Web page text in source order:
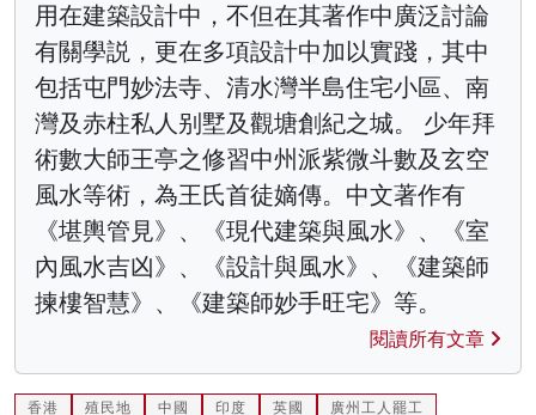
用在建築設計中，不但在其著作中廣泛討論
有關學説，更在多項設計中加以實踐，其中
包括屯門妙法寺、清水灣半島住宅小區、南
灣及赤柱私人别墅及觀塘創紀之城。 少年拜
術數大師王亭之修習中州派紫微斗數及玄空
風水等術，為王氏首徒嫡傳。中文著作有
《堪輿管見》、《現代建築與風水》、《室
內風水吉凶》、《設計與風水》、《建築師
揀樓智慧》、《建築師妙手旺宅》等。
閱讀所有文章
香港 殖民地 中國 印度 英國
廣州工人罷工